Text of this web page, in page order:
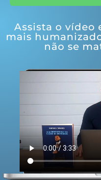
Assista o vídeo
mais
não se